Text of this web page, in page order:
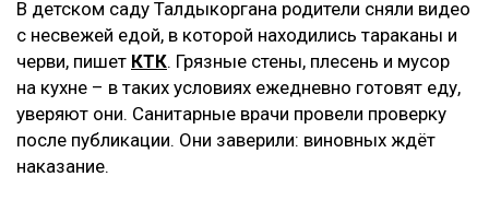
‎В детском саду Талдыкоргана родители сняли видео
с несвежей едой, в которой находились тараканы и
черви, пишет КТК. Грязные стены, плесень и мусор
на кухне – в таких условиях ежедневно готовят еду,
уверяют они. Санитарные врачи провели проверку
после публикации. Они заверили: виновных ждёт
наказание.